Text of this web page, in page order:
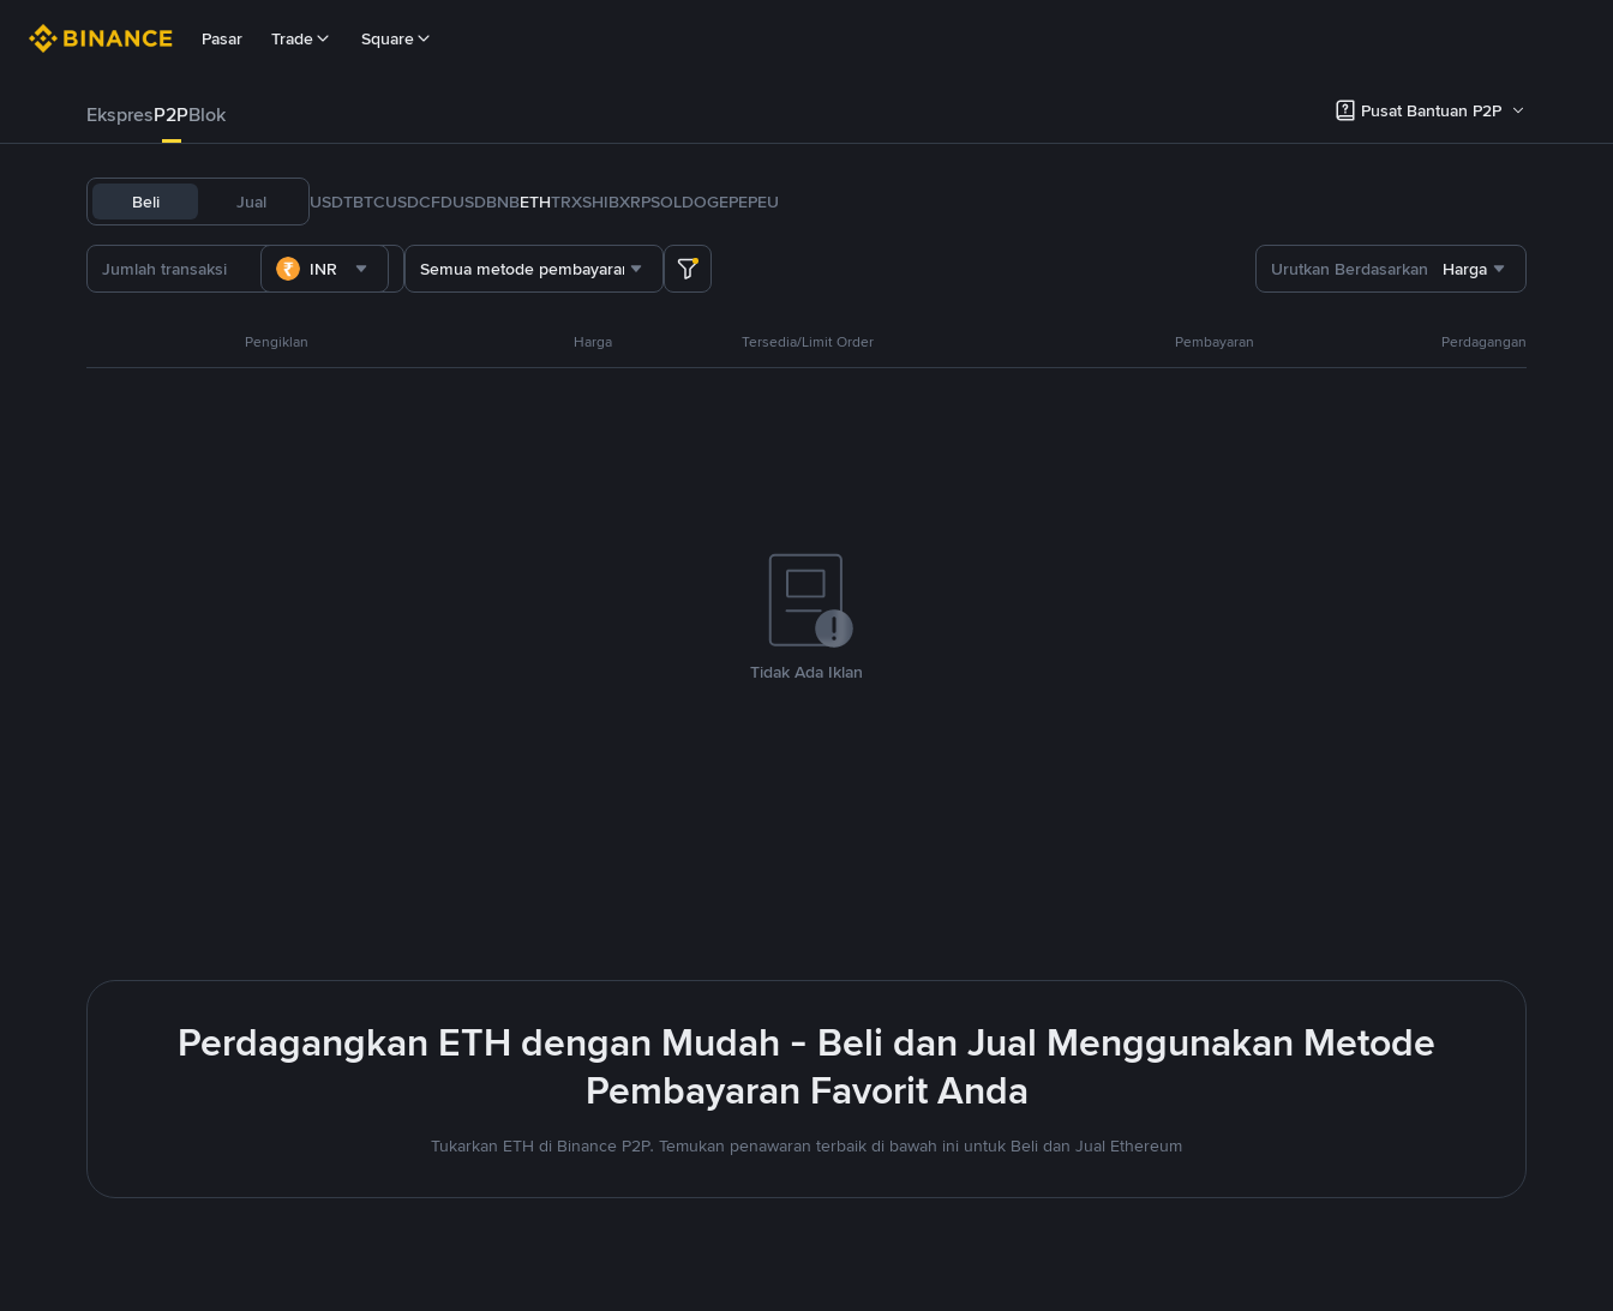
Pasar Trade Square
EkspresP2PBlok Pusat Bantuan P2P
Beli Jual USDTBTCUSDCFDUSDBNBETHTRXSHIBXRPSOLDOGEPEPEU
INR Semua metode pembayaran Urutkan Berdasarkan Harga
Pengiklan Harga Tersedia/Limit Order Pembayaran Perdagangan
Tidak Ada Iklan
Perdagangkan ETH dengan Mudah - Beli dan Jual Menggunakan Metode
Pembayaran Favorit Anda
Tukarkan ETH di Binance P2P. Temukan penawaran terbaik di bawah ini untuk Beli dan Jual Ethereum